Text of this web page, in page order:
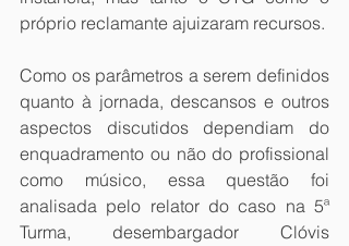
próprio reclamante ajuizaram recursos.
Como os parâmetros a serem definidos
quanto à jornada, descansos e outros
aspectos discutidos dependiam do
enquadramento ou não do profissional
como músico, essa questão foi
analisada pelo relator do caso na 5ª
Turma, desembargador Clóvis